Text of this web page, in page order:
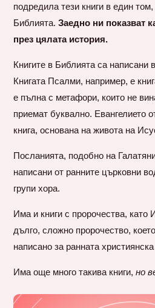
подредила тези книги в един
Библията.Заедно ни показват
през цялата история.
Книгите в Библията са написани
Книгата Псалми, например, е
е пълна с метафори, които не
приемат буквално. Евангелието
книга, основана на живота на
Посланията, подобно на
написани от ранните църковни
групи хора.
Има и книги с пророчества, като
дълго, сложно пророчество,
написано за ранната
Има още много такива книги,но